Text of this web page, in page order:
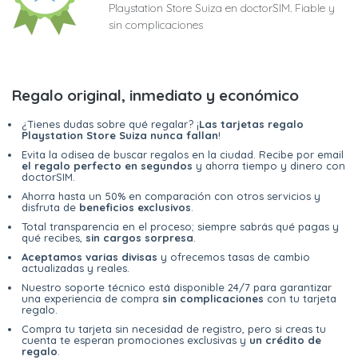
Playstation Store Suiza en doctorSIM. Fiable y
sin complicaciones
Regalo original, inmediato y económico
¿Tienes dudas sobre qué regalar? ¡Las tarjetas regalo
Playstation Store Suiza nunca fallan!
Evita la odisea de buscar regalos en la ciudad. Recibe por email
el regalo perfecto en segundos y ahorra tiempo y dinero con
doctorSIM.
Ahorra hasta un 50% en comparación con otros servicios y
disfruta de beneficios exclusivos
Total transparencia en el proceso; siempre sabrás qué pagas y
qué recibes, sin cargos sorpresa
Aceptamos varias divisas y ofrecemos tasas de cambio
actualizadas y reales.
Nuestro soporte técnico está disponible 24/7 para garantizar
una experiencia de compra sin complicaciones con tu tarjeta
regalo.
Compra tu tarjeta sin necesidad de registro, pero si creas tu
cuenta te esperan promociones exclusivas y un crédito de
regalo